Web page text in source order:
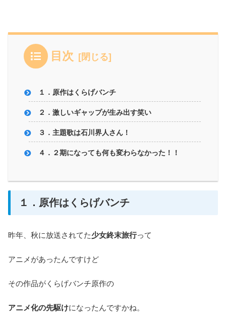
目次
１．原作はくらげバンチ
２．激しいギャップが生み出す笑い
３．主題歌は石川界人さん！
４．２期になっても何も変わらなかった！！
１．原作はくらげバンチ
昨年、秋に放送されてた少女終末旅行って
アニメがあったんですけど
その作品がくらげバンチ原作の
アニメ化の先駆けになったんですかね。